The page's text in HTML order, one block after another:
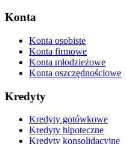
Konta
Konta osobiste
Konta firmowe
Konta młodzieżowe
Konta oszczędnościowe
Kredyty
Kredyty gotówkowe
Kredyty hipoteczne
Kredyty konsolidacyjne